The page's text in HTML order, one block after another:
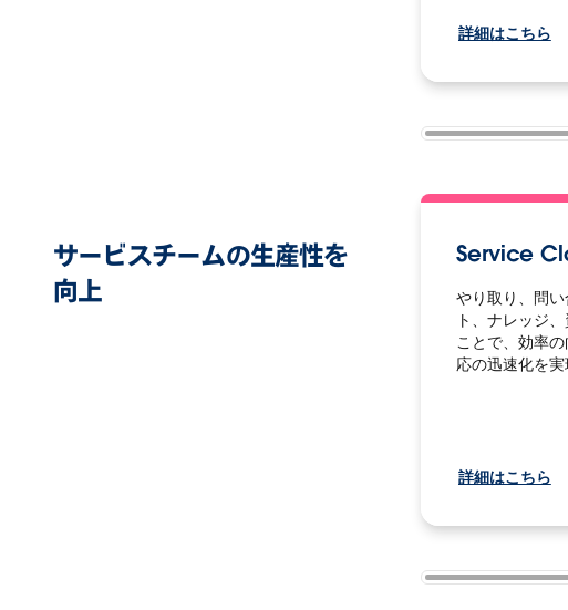
詳細はこちら
サービスチームの生産性を
向上
Service
やり取り、問
ト、ナレッジ
ことで、効率
応の迅速化を実
詳細はこちら